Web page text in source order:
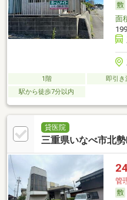
面
1階 即引き
駅から徒歩7分以内
貸医院
三重県いなべ市北
管